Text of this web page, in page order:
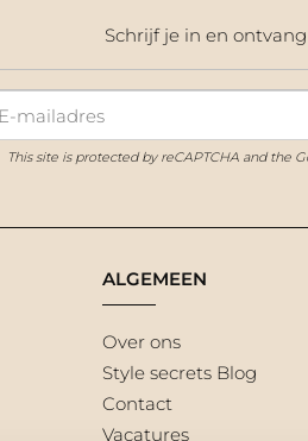
Schrijf je in en
This site is protected by reCAPTCHA and the
ALGEMEEN
Over ons
Style secrets Blog
Contact
Vacatures